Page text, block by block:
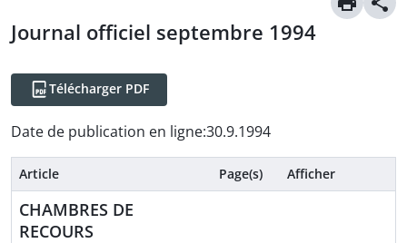
Journal officiel septembre 1994
Télécharger PDF
Date de publication en ligne:30.9.1994
Article Page(s) Afficher
CHAMBRES DE
RECOURS